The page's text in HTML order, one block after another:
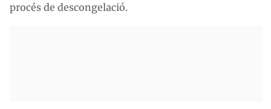
procés de descongelació.